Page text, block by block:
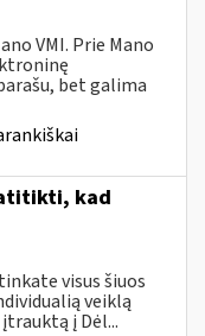
VMI. Prie Mano
bet galima
kad
visus šiuos
veiklą
į Dėl...